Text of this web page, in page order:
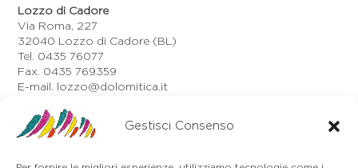
Gestisci Consenso
Lozzo di Cadore
Via Roma, 227
32040 Lozzo di Cadore (BL)
Tel. 0435 76077
Fax. 0435 769359
E-mail. lozzo@dolomitica.it
Auronzo di Cadore
Via Unione, 21/B
32041 Auronzo di Cadore (BL)